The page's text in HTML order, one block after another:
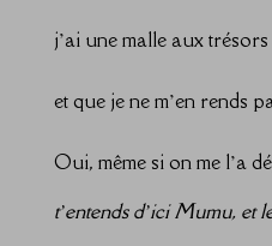
j’ai une malle aux
et que je ne m’en rends
Oui, même si on me l’a
t’entends d’ici Mumu, et